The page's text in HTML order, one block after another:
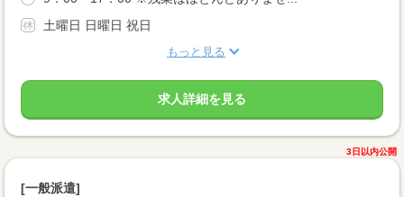
土曜日 日曜日 祝日
もっと見る
求人詳細を見る
3日以内公開
[一般派遣]